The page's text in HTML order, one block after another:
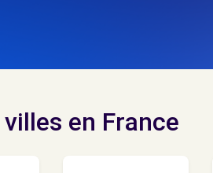
en France